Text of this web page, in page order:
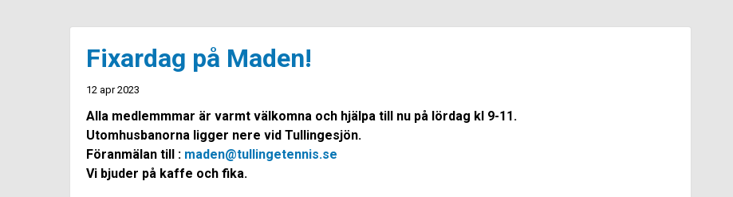
Fixardag på Maden!
12 apr 2023
Alla medlemmmar är varmt välkomna och hjälpa till nu på lördag kl 9-11.
Utomhusbanorna ligger nere vid Tullingesjön.
Föranmälan till : maden@tullingetennis.se
Vi bjuder på kaffe och fika.